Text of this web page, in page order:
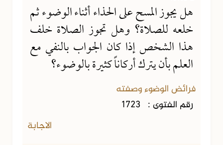
هل يجوز المسح على الحذاء أثناء الوضوء ثم
خلعه للصلاة؟ وهل تجوز الصلاة خلف
هذا الشخص إذا كان الجواب بالنفي مع
العلم بأن يترك أركاناً كثيرة بالوضوء؟
فرائض الوضوء وصفته
رقم الفتوى : 1723
الاجابة